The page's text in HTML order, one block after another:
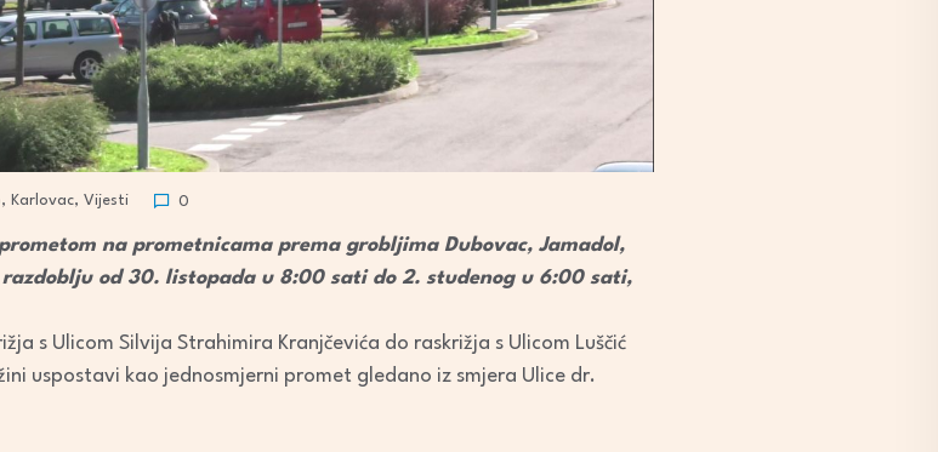
, Karlovac, Vijesti 0
na prometnicama prema grobljima Dubovac, Jamadol,
od 30. listopada u 8:00 sati do 2. studenog u 6:00 sati,
s Ulicom Silvija Strahimira Kranjčevića do raskrižja s Ulicom Luščić
uspostavi kao jednosmjerni promet gledano iz smjera Ulice dr.